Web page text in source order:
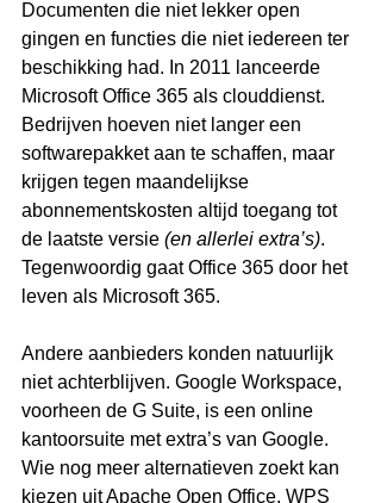
Documenten die niet lekker open
gingen en functies die niet iedereen ter
beschikking had. In 2011 lanceerde
Microsoft Office 365 als clouddienst.
Bedrijven hoeven niet langer een
softwarepakket aan te schaffen, maar
krijgen tegen maandelijkse
abonnementskosten altijd toegang tot
de laatste versie (en allerlei extra’s).
Tegenwoordig gaat Office 365 door het
leven als Microsoft 365.
Andere aanbieders konden natuurlijk
niet achterblijven. Google Workspace,
voorheen de G Suite, is een online
kantoorsuite met extra’s van Google.
Wie nog meer alternatieven zoekt kan
kiezen uit Apache Open Office, WPS